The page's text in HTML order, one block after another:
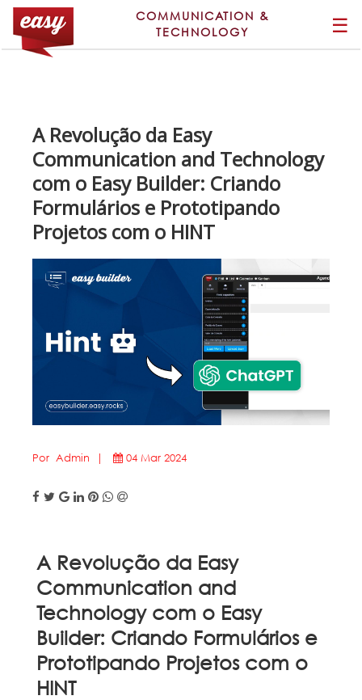
COMMUNICATION &
TECHNOLOGY
☰
A Revolução da Easy
Communication and Technology
com o Easy Builder: Criando
Formulários e Prototipando
Projetos com o HINT
Por Admin | 04 Mar 2024
A Revolução da Easy
Communication and
Technology com o Easy
Builder: Criando Formulários e
Prototipando Projetos com o
HINT